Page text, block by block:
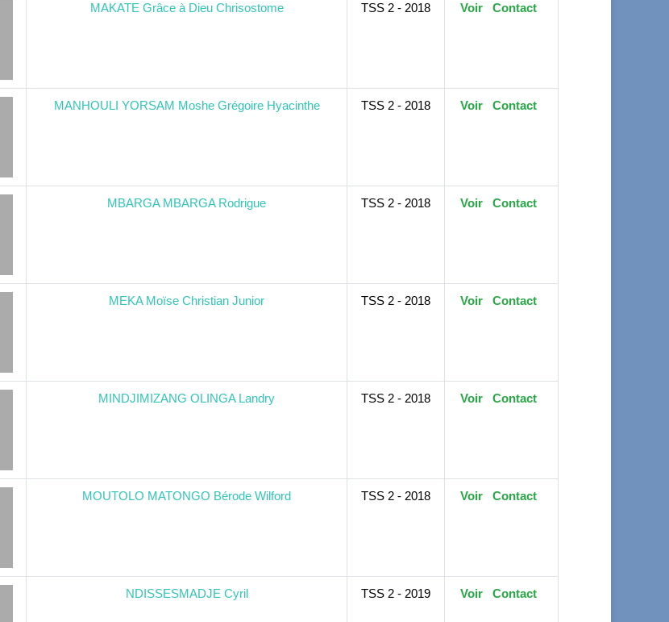
MAKATE Grâce à Dieu Chrisostome TSS 2 - 2018 Voir Contact
MANHOULI YORSAM Moshe Grégoire Hyacinthe TSS 2 - 2018 Voir Contact
MBARGA MBARGA Rodrigue TSS 2 - 2018 Voir Contact
MEKA Moïse Christian Junior TSS 2 - 2018 Voir Contact
MINDJIMIZANG OLINGA Landry TSS 2 - 2018 Voir Contact
MOUTOLO MATONGO Bérode Wilford TSS 2 - 2018 Voir Contact
NDISSESMADJE Cyril TSS 2 - 2019 Voir Contact